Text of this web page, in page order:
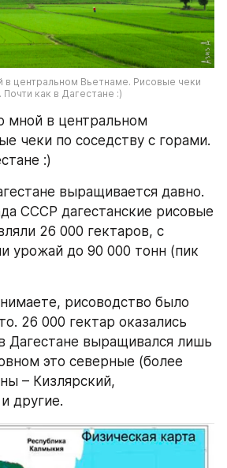
центральном Вьетнаме. Рисовые чеки
как в Дагестане :)
мной в центральном
чеки по соседству с горами.
:)
выращивается давно.
СССР дагестанские рисовые
26 000 гектаров, с
урожай до 90 000 тонн (пик
рисоводство было
26 000 гектар оказались
Дагестане выращивался лишь
это северные (более
– Кизлярский,
другие.